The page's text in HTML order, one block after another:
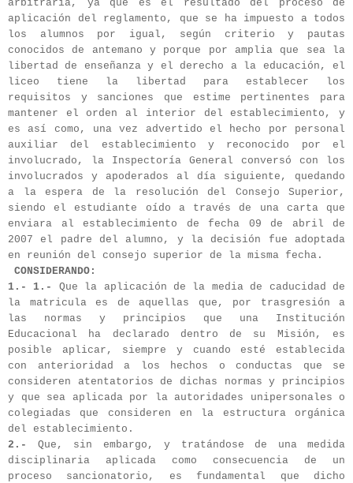
arbitraria, ya que es el resultado del proceso de
aplicación del reglamento, que se ha impuesto a todos
los alumnos por igual, según criterio y pautas
conocidos de antemano y porque por amplia que sea la
libertad de enseñanza y el derecho a la educación, el
liceo tiene la libertad para establecer los
requisitos y sanciones que estime pertinentes para
mantener el orden al interior del establecimiento, y
es así como, una vez advertido el hecho por personal
auxiliar del establecimiento y reconocido por el
involucrado, la Inspectoría General conversó con los
involucrados y apoderados al día siguiente, quedando
a la espera de la resolución del Consejo Superior,
siendo el estudiante oído a través de una carta que
enviara al establecimiento de fecha 09 de abril de
2007 el padre del alumno, y la decisión fue adoptada
en reunión del consejo superior de la misma fecha.
CONSIDERANDO:
1.- 1.- Que la aplicación de la media de caducidad de
la matricula es de aquellas que, por trasgresión a
las normas y principios que una Institución
Educacional ha declarado dentro de su Misión, es
posible aplicar, siempre y cuando esté establecida
con anterioridad a los hechos o conductas que se
consideren atentatorios de dichas normas y principios
y que sea aplicada por la autoridades unipersonales o
colegiadas que consideren en la estructura orgánica
del establecimiento.
2.-
Que, sin embargo, y tratándose de una medida
disciplinaria aplicada como consecuencia de un
proceso sancionatorio, es fundamental que dicho